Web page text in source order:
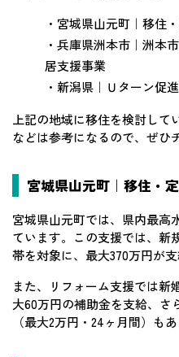
・宮城県山元町｜移住
・兵庫県洲本市｜洲本
居支援事業
・新潟県｜Ｕターン促
上記の地域に移住を検討して
などは参考になるので、ぜひ
宮城県山元町｜移住・
宮城県山元町では、県内最高
ています。この支援では、新
帯を対象に、最大370万円が
また、リフォーム支援では新
大60万円の補助金を支給、さ
（最大2万円・24ヶ月間）もあ